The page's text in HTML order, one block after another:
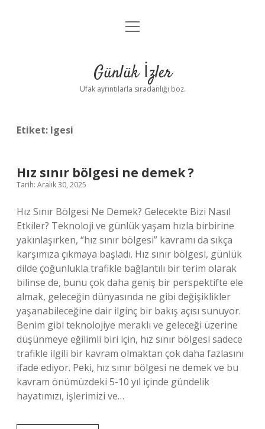
Anasayfa
Yasal Uyarı
menüyü
Günlük İzler
Ufak ayrıntılarla sıradanlığı boz.
Etiket: lgesi
Hız sınır bölgesi ne demek ?
Tarih: Aralık 30, 2025
Hız Sınır Bölgesi Ne Demek? Gelecekte Bizi Nasıl
Etkiler? Teknoloji ve günlük yaşam hızla birbirine
yakınlaşırken, “hız sınır bölgesi” kavramı da sıkça
karşımıza çıkmaya başladı. Hız sınır bölgesi, günlük
dilde çoğunlukla trafikle bağlantılı bir terim olarak
bilinse de, bunu çok daha geniş bir perspektifte ele
almak, geleceğin dünyasında ne gibi değişiklikler
yaşanabileceğine dair ilginç bir bakış açısı sunuyor.
Benim gibi teknolojiye meraklı ve geleceği üzerine
düşünmeye eğilimli biri için, hız sınır bölgesi sadece
trafikle ilgili bir kavram olmaktan çok daha fazlasını
ifade ediyor. Peki, hız sınır bölgesi ne demek ve bu
kavram önümüzdeki 5-10 yıl içinde gündelik
hayatımızı, işlerimizi ve…